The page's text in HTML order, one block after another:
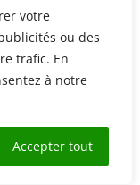
votre
ou des
trafic. En
à notre
Accepter tout
Pins-
Delteil,